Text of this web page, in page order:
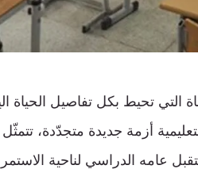
التي تحيط بكل تفاصيل الحياة
أزمة جديدة متجدّدة،
عامه الدراسي لناحية